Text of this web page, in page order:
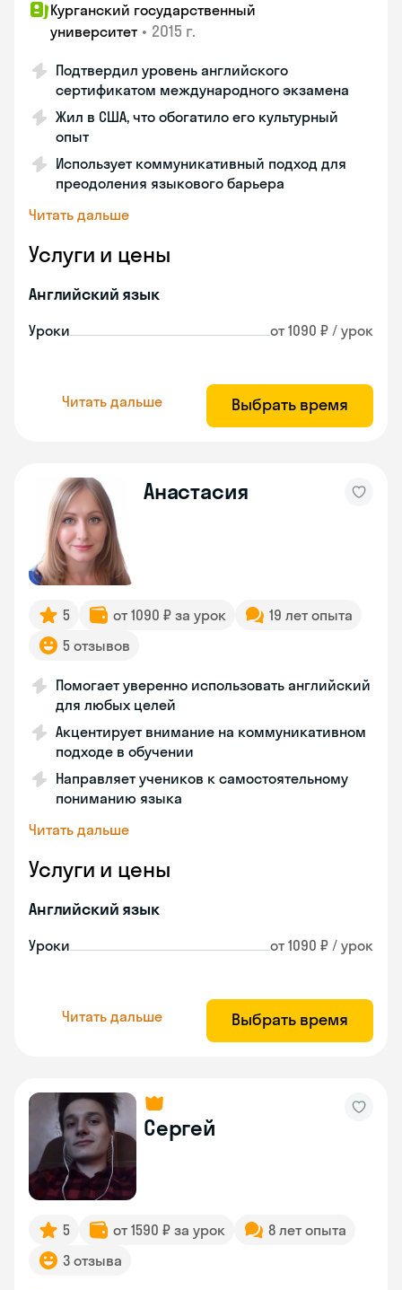
Курганский государственный
университет • 2015 г.
Подтвердил уровень английского
сертификатом международного экзамена
Жил в США, что обогатило его культурный
опыт
Использует коммуникативный подход для
преодоления языкового барьера
Читать дальше
Услуги и цены
Английский язык
Уроки от 1090 ₽ / урок
Читать дальше Выбрать время
Анастасия
5 от 1090 ₽ за урок
19 лет опыта
5 отзывов
Помогает уверенно использовать английский
для любых целей
Акцентирует внимание на коммуникативном
подходе в обучении
Направляет учеников к самостоятельному
пониманию языка
Читать дальше
Услуги и цены
Английский язык
Уроки от 1090 ₽ / урок
Читать дальше Выбрать время
Сергей
5 от 1590 ₽ за урок
8 лет опыта
3 отзыва